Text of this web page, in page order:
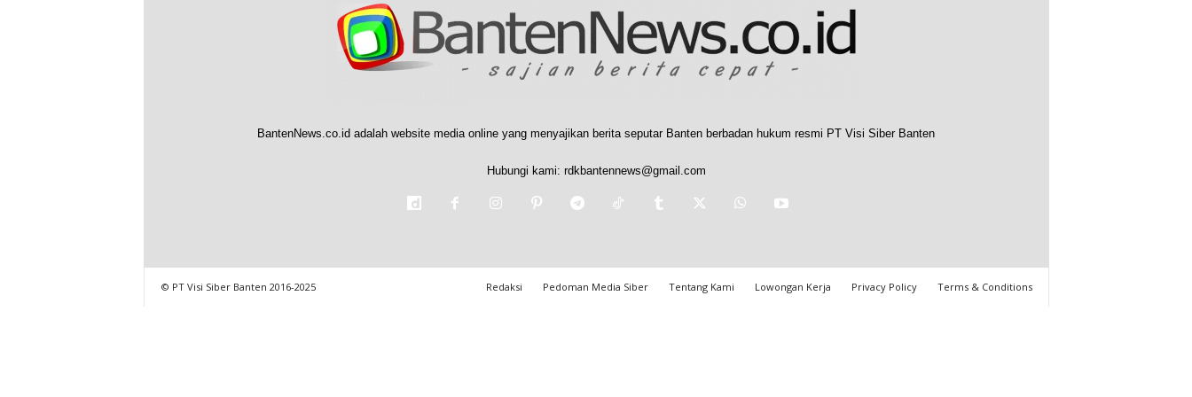
BantenNews.co.id adalah website media online yang menyajikan berita seputar Banten berbadan hukum resmi PT Visi Siber Banten
Hubungi kami: rdkbantennews@gmail.com
Redaksi Pedoman Media Siber Tentang Kami Lowongan Kerja Privacy Policy Terms & Conditions
© PT Visi Siber Banten 2016-2025